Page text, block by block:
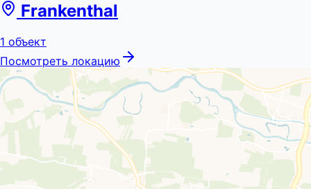
Frankenthal
1 объект
Посмотреть локацию